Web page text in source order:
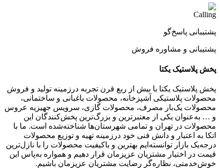
پشتیبانی پاسخ‌گو
پشتیبانی و مشاوره فروش
پخش پلاستیک یکتا
پخش پلاستیک یکتا با بیش از ربع قرن تجربه درزمینه تولید و فروش
محصولات پلاستیکی آشپزخانه، محصولات باغبانی و ساختمانی،
محصولات یک‌بار مصرف، محصولات گازی، سرویس جهیزیه عروس
و … به‌عنوان یکی از معتبرترین و بزرگ‌ترین پخش‌کنندگان این
محصولات در تهران و تمامی شهرستان‌ها شناخته‌شده است. ما با
اتکا به اعتبار و دانش فنی خود درزمینه تهیه و توزیع محصولات
درجه‌یک بازار توانسته‌ایم بهترین و باکیفیت محصولات را با نازل‌ترین
قیمت در اختیار مشتریان عزیزمان قرار دهیم و همواره به‌پاس این
خوش‌خدمتی، نظاره‌گر رضایت مشتریان عزیزمان باشیم.